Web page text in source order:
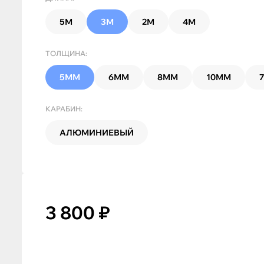
5М 3М 2М 4М
ТОЛЩИНА:
5ММ 6ММ 8ММ 10ММ
КАРАБИН:
АЛЮМИНИЕВЫЙ
3 800 ₽